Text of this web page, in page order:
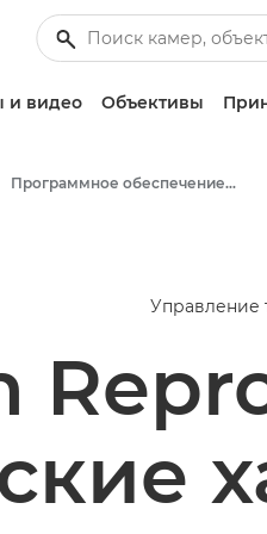
и видео Объективы
Программное обеспечение для бизнеса
Управление